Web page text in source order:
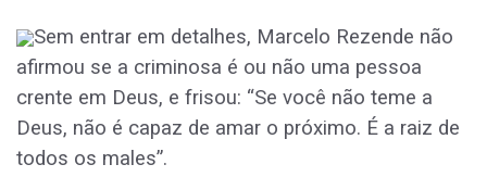
Sem entrar em detalhes, Marcelo Rezende não
afirmou se a criminosa é ou não uma pessoa
crente em Deus, e frisou: “Se você não teme a
Deus, não é capaz de amar o próximo. É a raiz de
todos os males”.